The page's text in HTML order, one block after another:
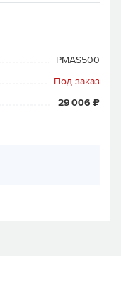
PMAS500
Под заказ
29 006 ₽